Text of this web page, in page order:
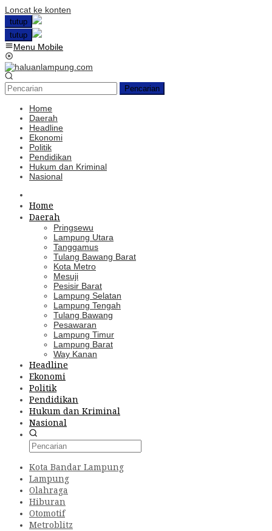
Loncat ke konten
tutup
tutup
Menu Mobile
Pencarian
Home
Daerah
Headline
Ekonomi
Politik
Pendidikan
Hukum dan Kriminal
Nasional
Home
Daerah
Pringsewu
Lampung Utara
Tanggamus
Tulang Bawang Barat
Kota Metro
Mesuji
Pesisir Barat
Lampung Selatan
Lampung Tengah
Tulang Bawang
Pesawaran
Lampung Timur
Lampung Barat
Way Kanan
Headline
Ekonomi
Politik
Pendidikan
Hukum dan Kriminal
Nasional
Kota Bandar Lampung
Lampung
Olahraga
Hiburan
Otomotif
Metroblitz